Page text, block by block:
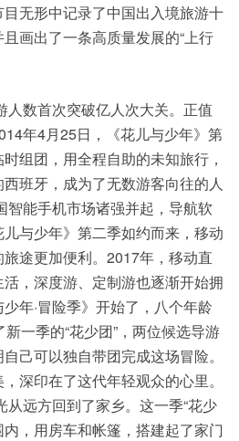
无形中记录了中国出入境旅游十
画出了一条高质量发展的“上行
数首次突破亿人次大关。正值
年4月25日，《花儿与少年》第
组团，用全程自助的未知旅行，
班牙，成为了无数游客向往的人
智能手机市场诸强并起，导航软
与少年》第二季如约而来，移动
途更加便利。2017年，移动直
，深度游、定制游也逐渐开始拥
年·冒险季》开始了，八个年龄
一季的“花少团”，两位候选导游
己可以独自带团完成这场冒险。
深印在了这代年轻观众的心里。
远方回到了家乡。这一季“花少
，用房车和帐篷，搭建起了家门